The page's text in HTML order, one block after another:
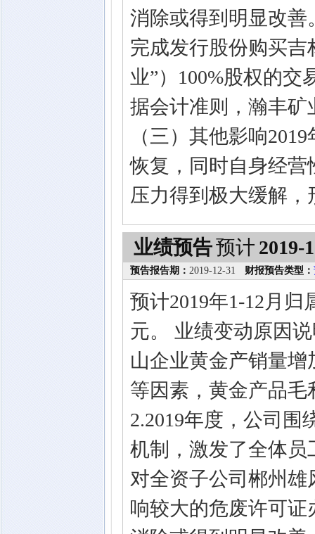
消除或得到明显改善
完成发行股份购买
业”）100%股权的
据会计准则，瀚丰矿
（三）其他影响
恢复，同时自身经
压力得到极大缓解，
业绩预告预计 2019-
预告报告期： 2019-12-31 财报预告类型：
预计2019年1-12月
元。 业绩变动原因
山企业黄金产销量
等因素，黄金产品
2.2019年度，公司围
机制，激发了全体员
对全资子公司郴州雄
响较大的危废许可